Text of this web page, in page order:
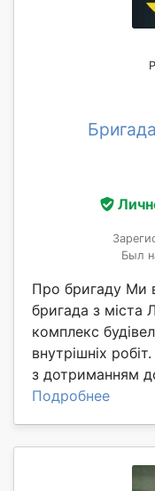
Был
Про бригаду Ми
бригада з міста
комплекс
внутрішніх
з дотриманням
Подробнее